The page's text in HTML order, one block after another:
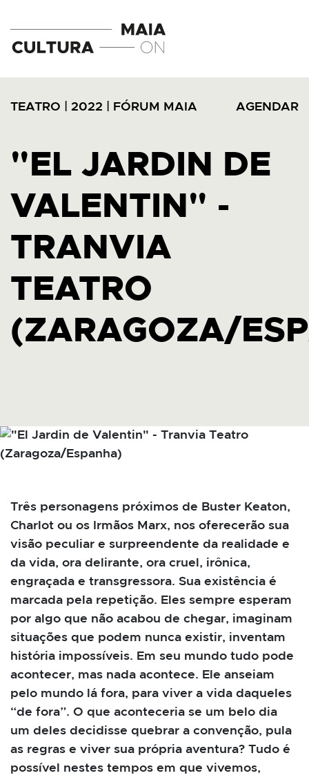
TEATRO 2022 FÓRUM MAIA AGENDAR
"EL JARDIN DE
VALENTIN" -
TRANVIA
TEATRO
(ZARAGOZA/
Três personagens próximos de Buster Keaton,
Charlot ou os Irmãos Marx, nos oferecerão sua
visão peculiar e surpreendente da realidade e
da vida, ora delirante, ora cruel, irônica,
engraçada e transgressora. Sua existência é
marcada pela repetição. Eles sempre esperam
por algo que não acabou de chegar, imaginam
situações que podem nunca existir, inventam
história impossíveis. Em seu mundo tudo pode
acontecer, mas nada acontece. Ele anseiam
pelo mundo lá fora, para viver a vida daqueles
“de fora”. O que aconteceria se um belo dia
um deles decidisse quebrar a convenção, pula
as regras e viver sua própria aventura? Tudo é
possível nestes tempos em que vivemos,